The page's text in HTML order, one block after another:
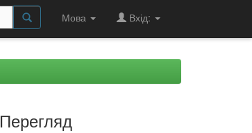
Мова Вхід:
Перегляд